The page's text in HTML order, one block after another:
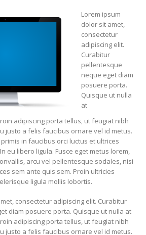
Lorem ipsum
dolor sit amet,
consectetur
adipiscing elit.
Curabitur
pellentesque
neque eget diam
posuere porta.
Quisque ut nulla
at
adipiscing porta tellus, ut feugiat nibh
justo a felis faucibus ornare vel id metus.
in faucibus orci luctus et ultrices
eu libero ligula. Fusce eget metus lorem,
arcu vel pellentesque sodales, nisi
sem ante quis sem. Proin ultricies
ligula mollis lobortis.
consectetur adipiscing elit. Curabitur
diam posuere porta. Quisque ut nulla at
adipiscing porta tellus, ut feugiat nibh
justo a felis faucibus ornare vel id metus.